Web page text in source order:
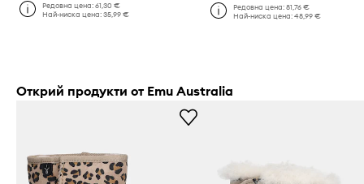
Редовна цена:61,30 €
Най-ниска цена:35,99 €
Редовна цена: 81,76 €
Най-ниска цена: 48,99 €
Открий продукти от Emu Australia